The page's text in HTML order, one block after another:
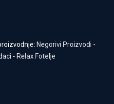
Negorivi Proizvodi -
- Relax Fotelje